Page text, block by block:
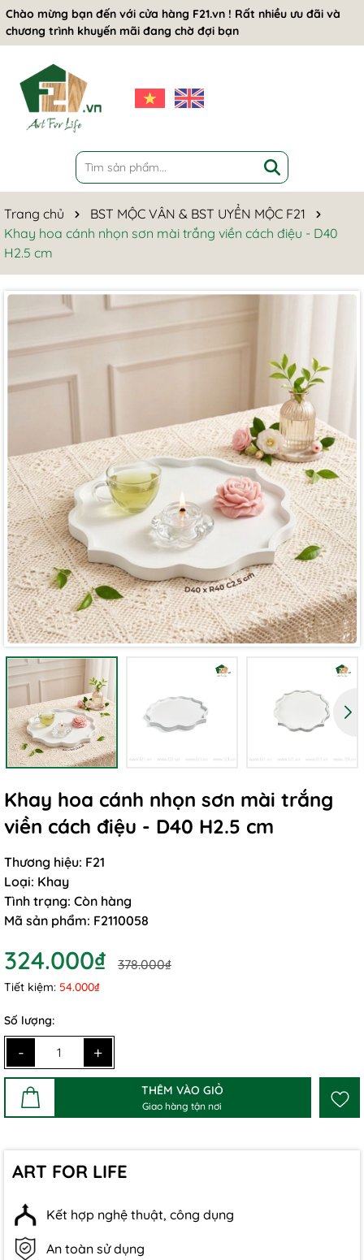
Chào mừng bạn đến với cửa hàng F21.vn ! Rất nhiều ưu đãi và
chương trình khuyến mãi đang chờ đợi bạn
Trang chủ
BST MỘC VÂN & BST UYỂN MỘC F21
Khay hoa cánh nhọn sơn mài trắng viền cách điệu - D40
H2.5 cm
Khay hoa cánh nhọn sơn mài trắng
viền cách điệu - D40 H2.5 cm
Thương hiệu: F21
Loại: Khay
Tình trạng: Còn hàng
Mã sản phẩm: F2110058
324.000₫ 378.000₫
Tiết kiệm: 54.000₫
Số lượng:
- +
THÊM VÀO GIỎ
Giao hàng tận nơi
ART FOR LIFE
Kết hợp nghệ thuật, công dụng
An toàn sử dụng
Mã giảm giá:
Ngày hết hạn:
Điều kiện: